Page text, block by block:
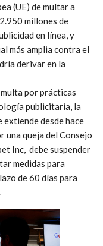
(UE) demultar a
millones de
en línea, y
más amplia contra el
derivar en la
por prácticas
publicitaria, la
extiende desde hace
una queja del Consejo
Inc, debe suspender
medidas para
de 60 días para